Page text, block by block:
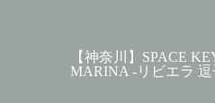
【神奈川】SPACE
MARINA -リビエラ